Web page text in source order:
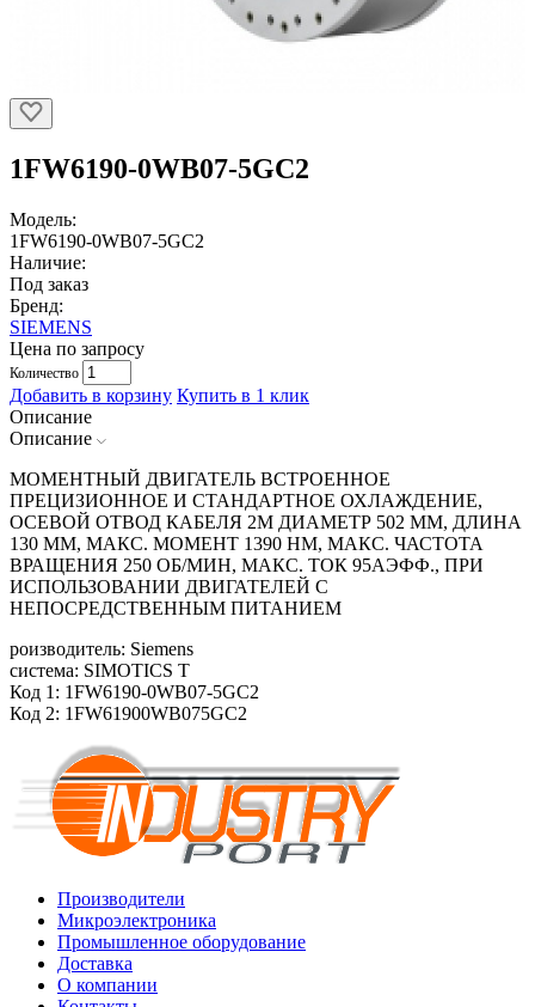
1FW6190-0WB07-5GC2
Модель:
1FW6190-0WB07-5GC2
Наличие:
Под заказ
Бренд:
SIEMENS
Цена по запросу
Количество
Добавить в корзину Купить в 1 клик
Описание
Описание
МОМЕНТНЫЙ ДВИГАТЕЛЬ ВСТРОЕННОЕ
ПРЕЦИЗИОННОЕ И СТАНДАРТНОЕ ОХЛАЖДЕНИЕ,
ОСЕВОЙ ОТВОД КАБЕЛЯ 2М ДИАМЕТР 502 ММ, ДЛИНА
130 ММ, МАКС. МОМЕНТ 1390 HM, МАКС. ЧАСТОТА
ВРАЩЕНИЯ 250 ОБ/MИН, МАКС. ТОК 95АЭФФ., ПРИ
ИСПОЛЬЗОВАНИИ ДВИГАТЕЛЕЙ С
НЕПОСРЕДСТВЕННЫМ ПИТАНИЕМ
роизводитель: Siemens
система: SIMOTICS T
Код 1: 1FW6190-0WB07-5GC2
Код 2: 1FW61900WB075GC2
Производители
Микроэлектроника
Промышленное оборудование
Доставка
О компании